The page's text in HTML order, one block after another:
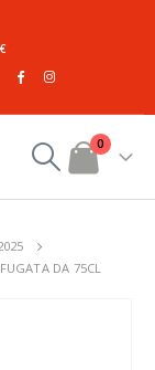
0
DA 75CL